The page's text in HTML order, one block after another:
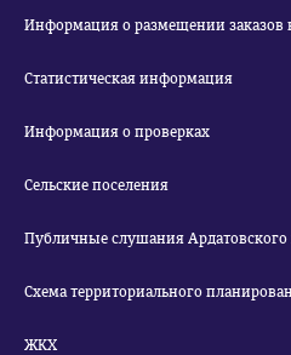
Информация о размещении заказов
Статистическая информация
Информация о проверках
Сельские поселения
Публичные слушания
Схема территориального
ЖКХ